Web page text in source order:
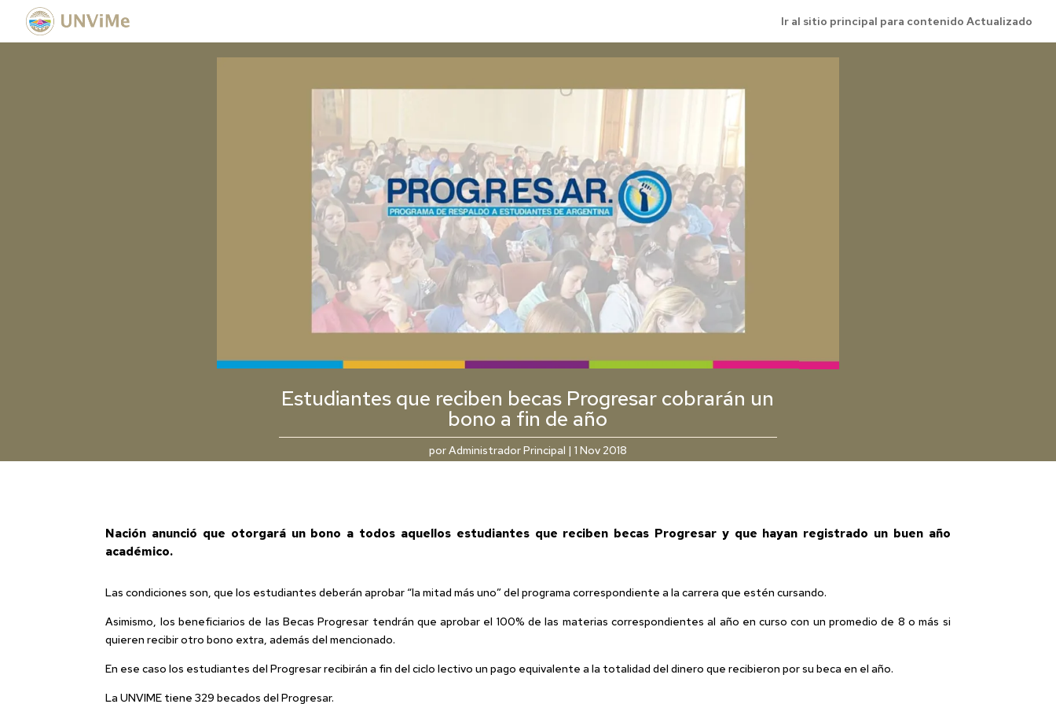
Ir al sitio principal para contenido Actualizado
Estudiantes que reciben becas Progresar cobrarán un
bono a fin de año
porAdministrador Principal | 1 Nov 2018
Nación anunció que otorgará un bono a todos aquellos estudiantes que reciben becas Progresar y que hayan registrado un buen año
académico.
Las condiciones son, que los estudiantes deberán aprobar “la mitad más uno” del programa correspondiente a la carrera que estén cursando.
Asimismo, los beneficiarios de las Becas Progresar tendrán que aprobar el 100% de las materias correspondientes al año en curso con un promedio de 8 o más si
quieren recibir otro bono extra, además del mencionado.
En ese caso los estudiantes del Progresar recibirán a fin del ciclo lectivo un pago equivalente a la totalidad del dinero que recibieron por su beca en el año.
La UNVIME tiene 329 becados del Progresar.